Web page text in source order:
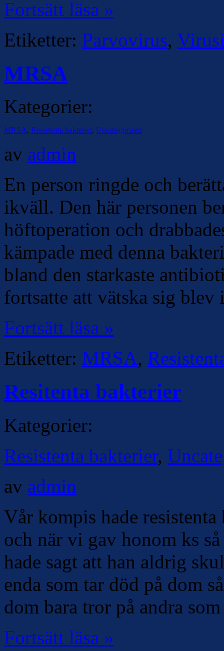
Fortsätt läsa »
Etiketter: Parvovirus,
MRSA
Kategorier:
MRSA, Resistenta bakterier, Uncategorized
av admin
En person ringde och
ikväll. Den här personen
höftoperation och
kämpade med denna
bland den starkaste
fortsatte att vätska sig
Fortsätt läsa »
Etiketter: MRSA,
Resitenta bakterier
Kategorier:
Resistenta bakterier,
av admin
Vår kompis hade
och när vi gav honom ks
hade sagt att han aldrig
enda som tar död på dom
dom bara tror på andra
Fortsätt läsa »